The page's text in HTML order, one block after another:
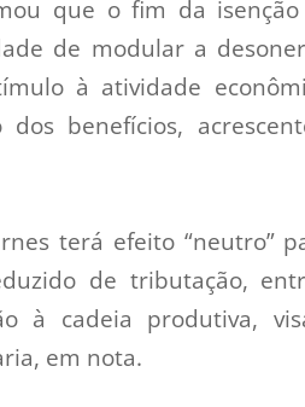
que o fim da isenção
de modular a
à atividade
benefícios,
terá efeito “neutro”
de tributação,
à cadeia produtiva,
em nota.